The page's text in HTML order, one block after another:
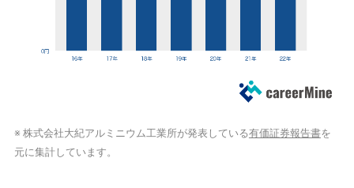
※ 株式会社大紀アルミニウム工業所が発表している有価証券報告書を
元に集計しています。